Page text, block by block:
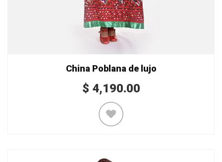
China Poblana de lujo
$ 4,190.00